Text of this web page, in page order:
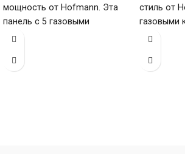
мощность от Hofmann. Эта
панель с 5 газовыми
конфорками и нержавеющей
стиль от
газовыми
(габариты